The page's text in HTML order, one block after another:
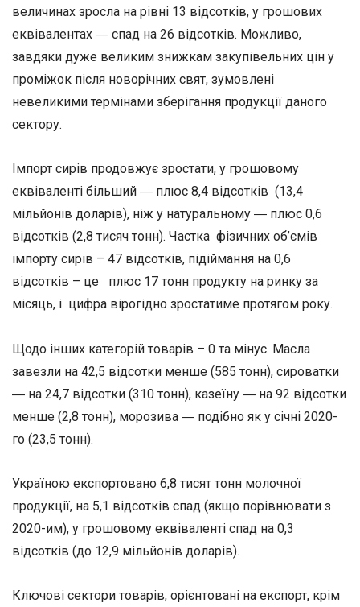
величинах зросла на рівні 13 відсотків, у грошових
еквівалентах ― спад на 26 відсотків. Можливо,
завдяки дуже великим знижкам закупівельних цін у
проміжок після новорічних свят, зумовлені
невеликими термінами зберігання продукції даного
сектору.
Імпорт сирів продовжує зростати, у грошовому
еквіваленті більший ― плюс 8,4 відсотків (13,4
мільйонів доларів), ніж у натуральному ― плюс 0,6
відсотків (2,8 тисяч тонн). Частка фізичних об’ємів
імпорту сирів – 47 відсотків, підіймання на 0,6
відсотків – це плюс 17 тонн продукту на ринку за
місяць, і цифра вірогідно зростатиме протягом року.
Щодо інших категорій товарів – 0 та мінус. Масла
завезли на 42,5 відсотки менше (585 тонн), сироватки
― на 24,7 відсотки (310 тонн), казеїну ― на 92 відсотки
менше (2,8 тонн), морозива ― подібно як у січні 2020-
го (23,5 тонн).
Україною експортовано 6,8 тисят тонн молочної
продукції, на 5,1 відсотків спад (якщо порівнювати з
2020-им), у грошовому еквіваленті спад на 0,3
відсотків (до 12,9 мільйонів доларів).
Ключові сектори товарів, орієнтовані на експорт, крім